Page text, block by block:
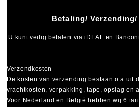
Betaling/
U kunt veilig betalen viaiDEAL en
Verzendkosten
De kosten van verzending bestaan o.a.uit
vrachtkosten, verpakking, tape, opslag en
Voor Nederland en België hebben wij 6